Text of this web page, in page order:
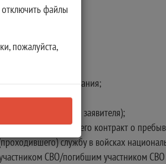
или месту пребывания;
представителем заявителя);
лица, заключившего контракт о
службу в войсках
СВО/погибшим участником
файлы
пожалуйста,